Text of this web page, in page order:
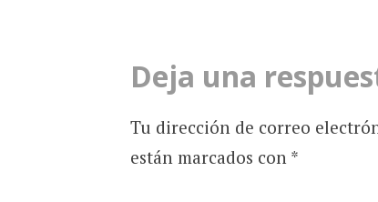
Deja una
Tu dirección de correo
están marcados con *